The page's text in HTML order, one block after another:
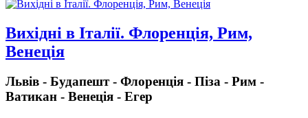
Вихідні в Італії. Флоренція, Рим,
Венеція
Львів - Будапешт - Флоренція - Піза - Рим -
Ватикан - Венеція - Егер